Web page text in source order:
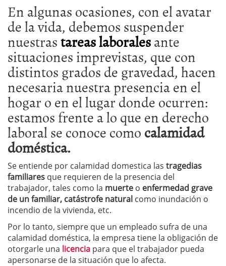
En algunas ocasiones, con el avatar
de la vida, debemos suspender
nuestrastareas laboralesante
situaciones imprevistas, que con
distintos grados de gravedad, hacen
necesaria nuestra presencia en el
hogar o en el lugar donde ocurren:
estamos frente a lo que en derecho
laboral se conoce comocalamidad
doméstica.
Se entiende por calamidad domestica las tragedias
familiares que requieren de la presencia del
trabajador, tales como la muerte o enfermedad grave
de un familiar, catástrofe natural como inundación o
incendio de la vivienda, etc.
Por lo tanto, siempre que un empleado sufra de una
calamidad doméstica, la empresa tiene la obligación de
otorgarle una licencia para que el trabajador pueda
apersonarse de la situación que lo afecta.